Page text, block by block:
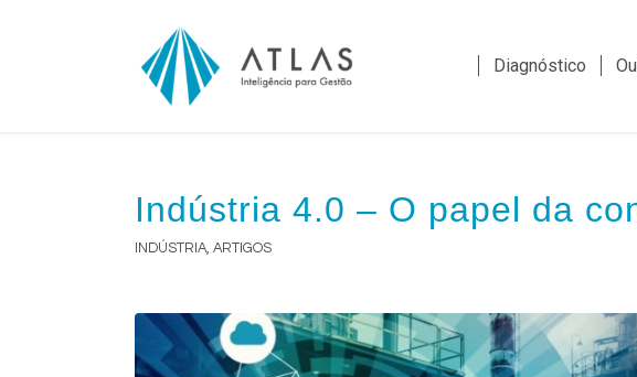
Diagnóstico
Indústria 4.0 – O papel da
INDÚSTRIA, ARTIGOS